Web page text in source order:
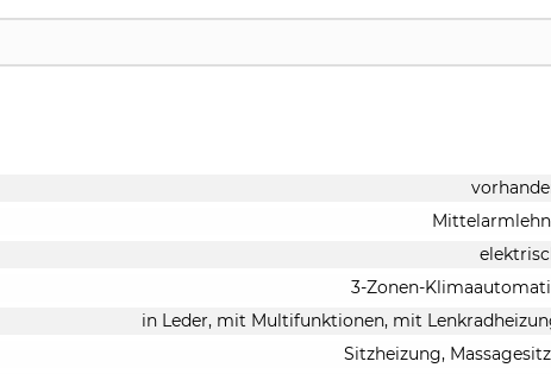
3-Zonen-
in Leder, mit Multifunktionen, mit
Sitzheizung,